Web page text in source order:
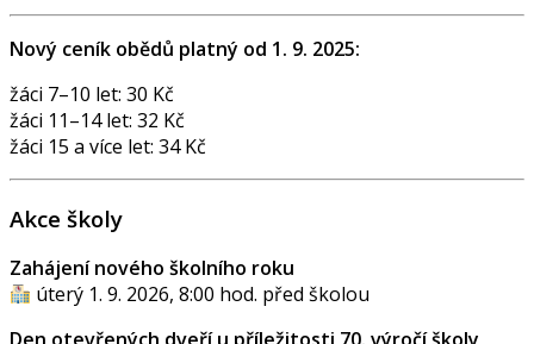
Nový ceník obědů platný od 1. 9. 2025:
žáci 7–10 let: 30 Kč
žáci 11–14 let: 32 Kč
žáci 15 a více let: 34 Kč
Akce školy
Zahájení nového školního roku
úterý 1. 9. 2026, 8:00 hod. před školou